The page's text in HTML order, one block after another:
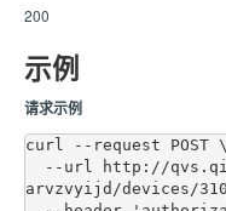
200
示例
请求示例
curl --request POST \
arvzvyijd/devices/